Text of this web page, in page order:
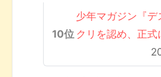
少年マガジン『
クリを認め、正式